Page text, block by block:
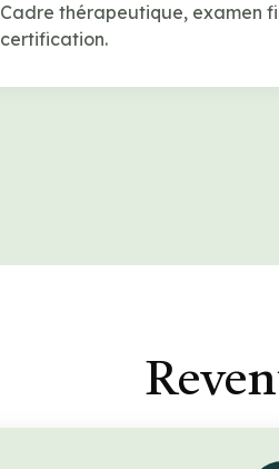
Cadre thérapeutique, examen
certification.